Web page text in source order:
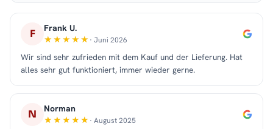
F Frank U.
· Juni 2026
Wir sind sehr zufrieden mit dem Kauf und der Lieferung. Hat
alles sehr gut funktioniert, immer wieder gerne.
N Norman
· August 2025